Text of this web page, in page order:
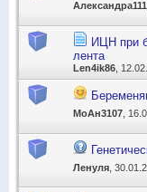
Александра111
ИЦН при
лента
Len4ik86 ,
МоАн3107 ,
Ленуля ,